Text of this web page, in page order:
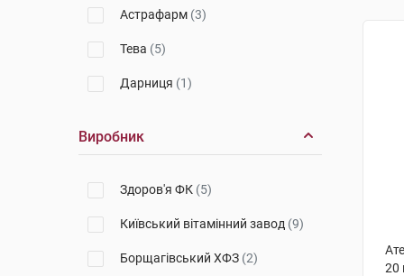
Астрафарм (3)
Тева (5)
Дарниця (1)
Виробник
Здоров'я ФК (5)
Київський вітамінний завод (9)
Борщагівський ХФЗ (2)
20